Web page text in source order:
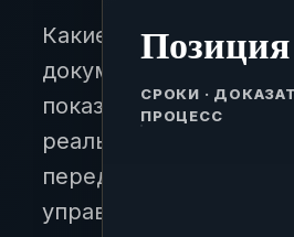
Какие
документы
показывают
реальную
передачу
управления
СРОКИ ·
ПРОЦЕСС